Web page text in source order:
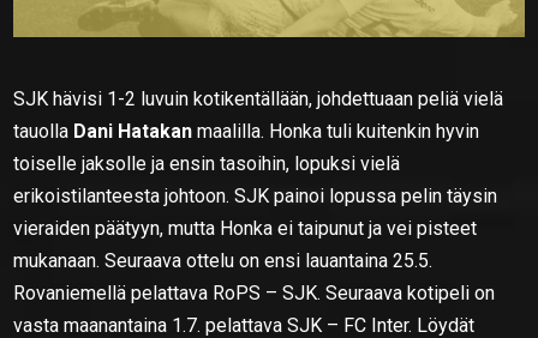
SJK hävisi 1-2 luvuin kotikentällään, johdettuaan peliä vielä
tauolla Dani Hatakan maalilla. Honka tuli kuitenkin hyvin
toiselle jaksolle ja ensin tasoihin, lopuksi vielä
erikoistilanteesta johtoon. SJK painoi lopussa pelin täysin
vieraiden päätyyn, mutta Honka ei taipunut ja vei pisteet
mukanaan. Seuraava ottelu on ensi lauantaina 25.5.
Rovaniemellä pelattava RoPS – SJK. Seuraava kotipeli on
vasta maanantaina 1.7. pelattava SJK – FC Inter. Löydät